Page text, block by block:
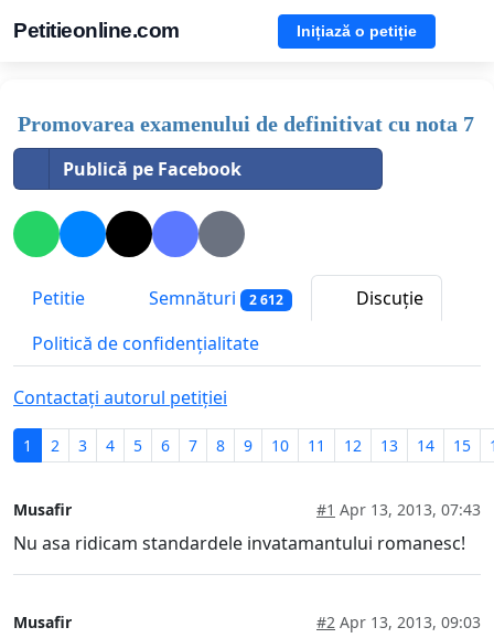
Petitieonline.com Inițiază o petiție
Promovarea examenului de definitivat cu nota 7
Publică pe Facebook
Petitie Semnături 2 612
Discuție
Politică de confidențialitate
Contactați autorul petiției
1 2 3 4 5 6 7 8 9 10 11 12 13 14 15
Musafir #1 Apr 13, 2013, 07:43
Nu asa ridicam standardele invatamantului romanesc!
Musafir #2 Apr 13, 2013, 09:03